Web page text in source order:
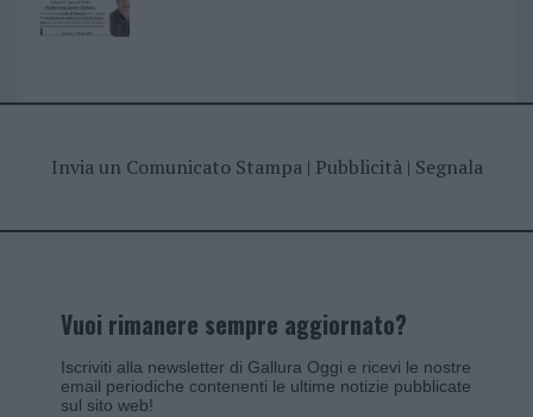
Invia un Comunicato Stampa| Pubblicità| Segnala
Vuoi rimanere sempre aggiornato?
Iscriviti alla newsletter di Gallura Oggi e ricevi le nostre
email periodiche contenenti le ultime notizie pubblicate
sul sito web!